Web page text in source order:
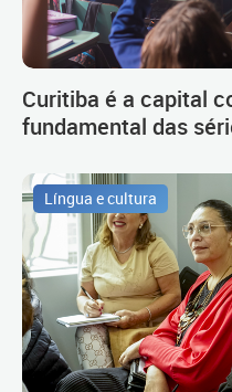
Curitiba é a capital
fundamental das
Língua e cultura